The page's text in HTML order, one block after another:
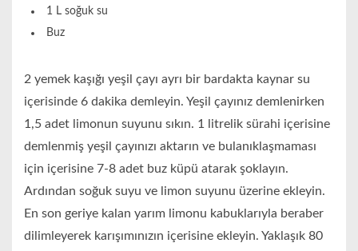
1 L soğuk su
Buz
2 yemek kaşığı yeşil çayı ayrı bir bardakta kaynar su
içerisinde 6 dakika demleyin. Yeşil çayınız demlenirken
1,5 adet limonun suyunu sıkın. 1 litrelik sürahi içerisine
demlenmiş yeşil çayınızı aktarın ve bulanıklaşmaması
için içerisine 7-8 adet buz küpü atarak şoklayın.
Ardından soğuk suyu ve limon suyunu üzerine ekleyin.
En son geriye kalan yarım limonu kabuklarıyla beraber
dilimleyerek karışımınızın içerisine ekleyin. Yaklaşık 80